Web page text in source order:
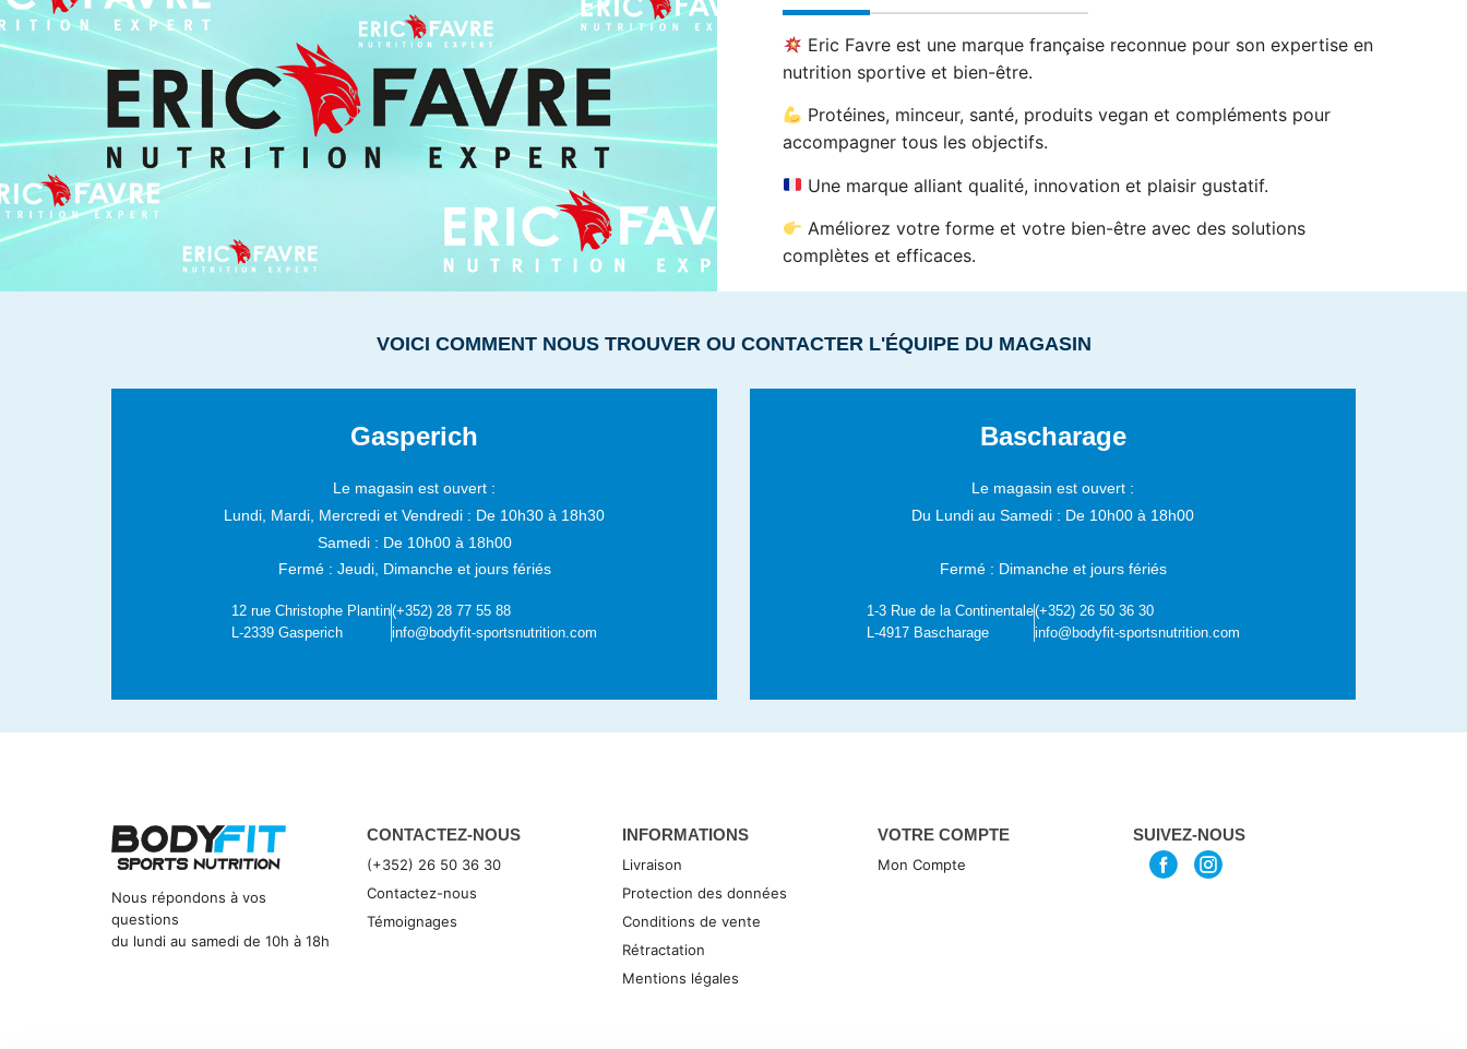
Eric Favre est une marque française reconnue pour son expertise en
nutrition sportive et bien-être.
Protéines, minceur, santé, produits vegan et compléments pour
accompagner tous les objectifs.
Une marque alliant qualité, innovation et plaisir gustatif.
Améliorez votre forme et votre bien-être avec des solutions
complètes et efficaces.
VOICI COMMENT NOUS TROUVER OU CONTACTER L'ÉQUIPE DU MAGASIN
Gasperich
Le magasin est ouvert :
Lundi, Mardi, Mercredi et Vendredi : De 10h30 à 18h30
Samedi : De 10h00 à 18h00
Fermé : Jeudi, Dimanche et jours fériés
12 rue Christophe Plantin
L-2339 Gasperich
(+352) 28 77 55 88
info@bodyfit-sportsnutrition.com
Bascharage
Le magasin est ouvert :
Du Lundi au Samedi : De 10h00 à 18h00
Fermé : Dimanche et jours fériés
1-3 Rue de la Continentale
L-4917 Bascharage
(+352) 26 50 36 30
info@bodyfit-sportsnutrition.com
Nous répondons à vos
questions
du lundi au samedi de 10h à 18h
CONTACTEZ-NOUS
(+352) 26 50 36 30
Contactez-nous
Témoignages
INFORMATIONS
Livraison
Protection des données
Conditions de vente
Rétractation
Mentions légales
VOTRE COMPTE
Mon Compte
SUIVEZ-NOUS